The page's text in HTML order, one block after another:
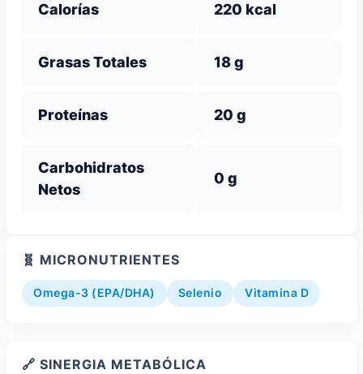
Calorías 220 kcal
Grasas Totales 18 g
Proteínas 20 g
Carbohidratos
Netos
0 g
🧬 MICRONUTRIENTES
Omega-3 (EPA/DHA) Selenio Vitamina D
🔗 SINERGIA METABÓLICA